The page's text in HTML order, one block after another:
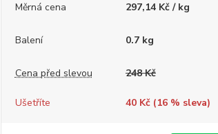
Měrná cena
297,14 Kč / kg
Balení 0.7 kg
Cena před slevou 248 Kč
Ušetříte 40 Kč (16% sleva)